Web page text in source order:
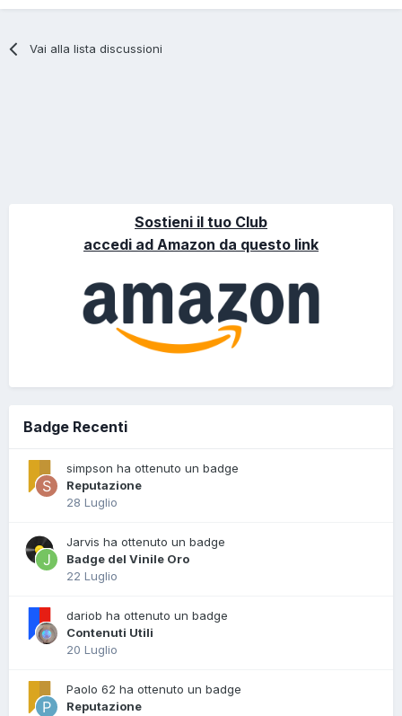
Vai alla lista discussioni
Sostieni il tuo Club
accedi ad Amazon da questo link
Badge Recenti
simpson ha ottenuto un badge
Reputazione
28 Luglio
Jarvis ha ottenuto un badge
Badge del Vinile Oro
22 Luglio
dariob ha ottenuto un badge
Contenuti Utili
20 Luglio
Paolo 62 ha ottenuto un badge
Reputazione